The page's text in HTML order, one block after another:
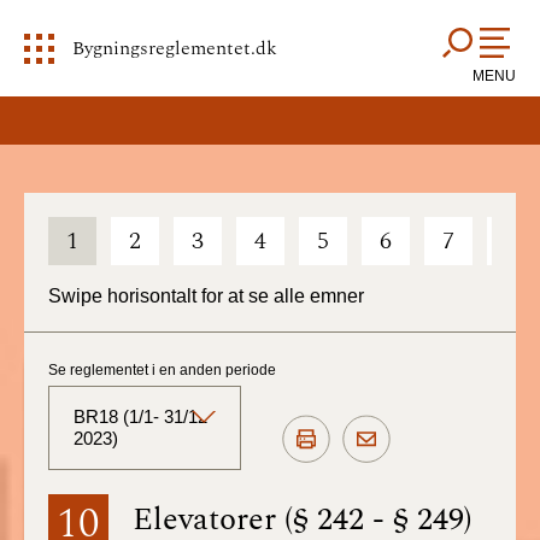
Bygningsreglementet.dk
MENU
1 2 3 4 5 6 7
Swipe horisontalt for at se alle emner
10 Elevatorer (§ 242 - § 249)
Se reglementet i en anden periode
BR18 (1/1- 31/12
2023)
BR18 (Aktuelt)